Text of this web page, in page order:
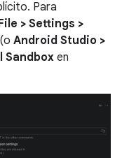
Para
> Settings >
(o Android Studio >
Sandbox en